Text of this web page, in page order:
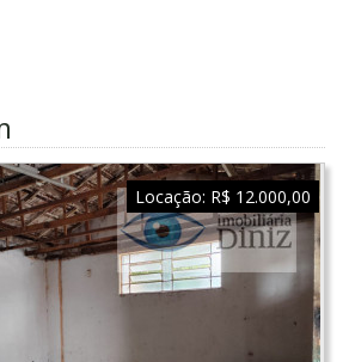
Locação: R$ 12.000,00